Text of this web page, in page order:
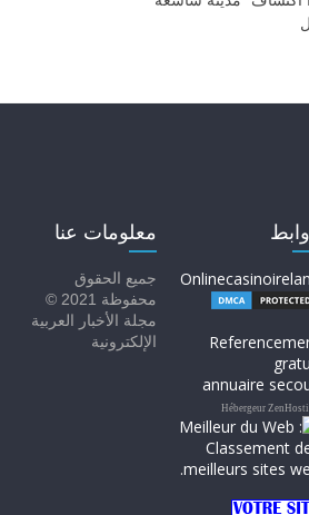
annuaire
Hébergeur
معلومات عنا
جميع الحقوق
محفوظة 2021 ©
مجلة الأخبار العربية
الإلكترونية